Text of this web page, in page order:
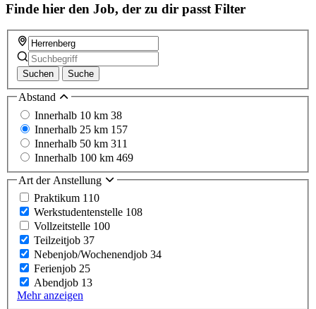
Finde hier den Job, der zu dir passt Filter
Suchen Suche
Abstand
Innerhalb 10 km 38
Innerhalb 25 km 157
Innerhalb 50 km 311
Innerhalb 100 km 469
Art der Anstellung
Praktikum 110
Werkstudentenstelle 108
Vollzeitstelle 100
Teilzeitjob 37
Nebenjob/Wochenendjob 34
Ferienjob 25
Abendjob 13
Mehr anzeigen